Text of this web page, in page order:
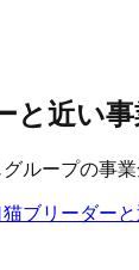
と近い
ループの事
猫ブリーダー